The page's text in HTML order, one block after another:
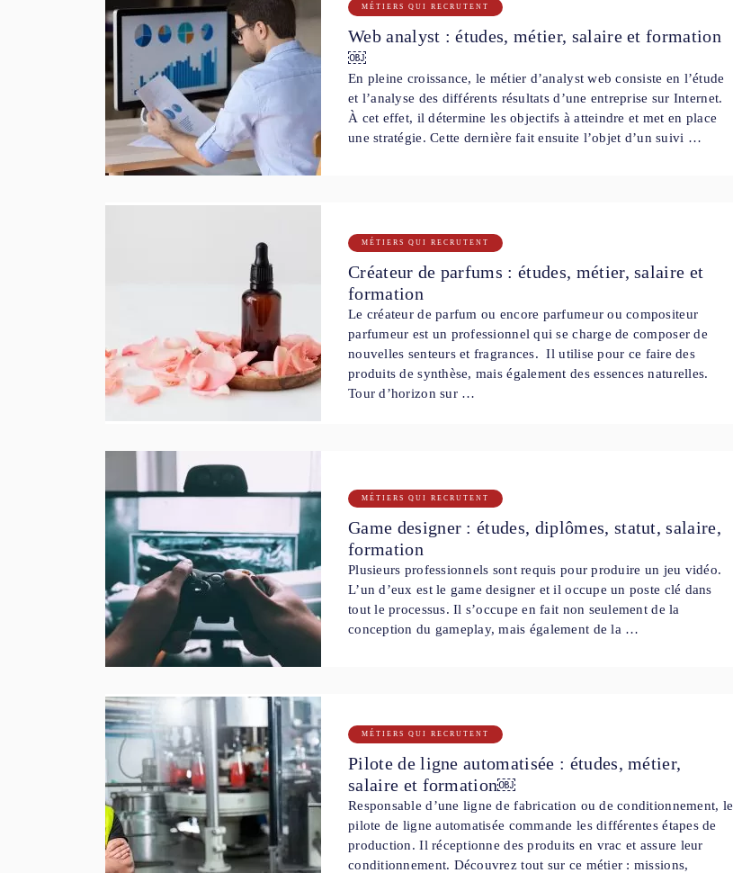
MÉTIERS QUI RECRUTENT
Web analyst : études, métier, salaire et formation
￼
En pleine croissance, le métier d’analyst web consiste en l’étude
et l’analyse des différents résultats d’une entreprise sur Internet.
À cet effet, il détermine les objectifs à atteindre et met en place
une stratégie. Cette dernière fait ensuite l’objet d’un suivi …
MÉTIERS QUI RECRUTENT
Créateur de parfums : études, métier, salaire et
formation
Le créateur de parfum ou encore parfumeur ou compositeur
parfumeur est un professionnel qui se charge de composer de
nouvelles senteurs et fragrances. Il utilise pour ce faire des
produits de synthèse, mais également des essences naturelles.
Tour d’horizon sur …
MÉTIERS QUI RECRUTENT
Game designer : études, diplômes, statut, salaire,
formation
Plusieurs professionnels sont requis pour produire un jeu vidéo.
L’un d’eux est le game designer et il occupe un poste clé dans
tout le processus. Il s’occupe en fait non seulement de la
conception du gameplay, mais également de la …
MÉTIERS QUI RECRUTENT
Pilote de ligne automatisée : études, métier,
salaire et formation￼
Responsable d’une ligne de fabrication ou de conditionnement, le
pilote de ligne automatisée commande les différentes étapes de
production. Il réceptionne des produits en vrac et assure leur
conditionnement. Découvrez tout sur ce métier : missions,